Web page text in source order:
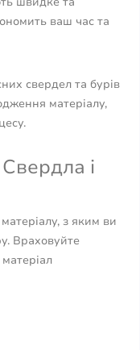
ваш час та
свердел та бурів
матеріалу,
і
з яким ви
Враховуйте